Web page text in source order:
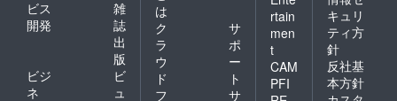
ビス
開発
雑
誌
出
版
ビジ
ネ
ビ
ュ
は
ク
ラ
ウ
ド
フ
サ
ポ
ー
ト
サ
rtain
men
t
CAM
PFI
キュリ
ティ方
針
反社基
本方針